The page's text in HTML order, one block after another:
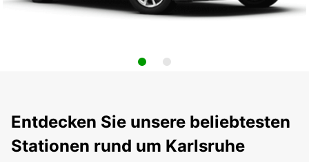
Entdecken Sie unsere beliebtesten
Stationen rund um Karlsruhe